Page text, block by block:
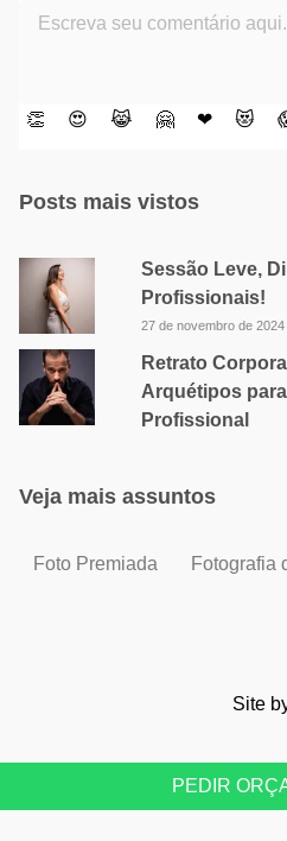
👏 😍 😹 🤗 ❤ 😻
Posts mais vistos
Sessão Leve,
Profissionais!
27 de novembro de 2024
Retrato
Arquétipos
Profissional
Veja mais assuntos
Foto Premiada Fotografia
Site
PEDIR